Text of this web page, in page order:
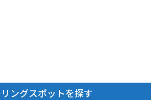
ングスポットを探す